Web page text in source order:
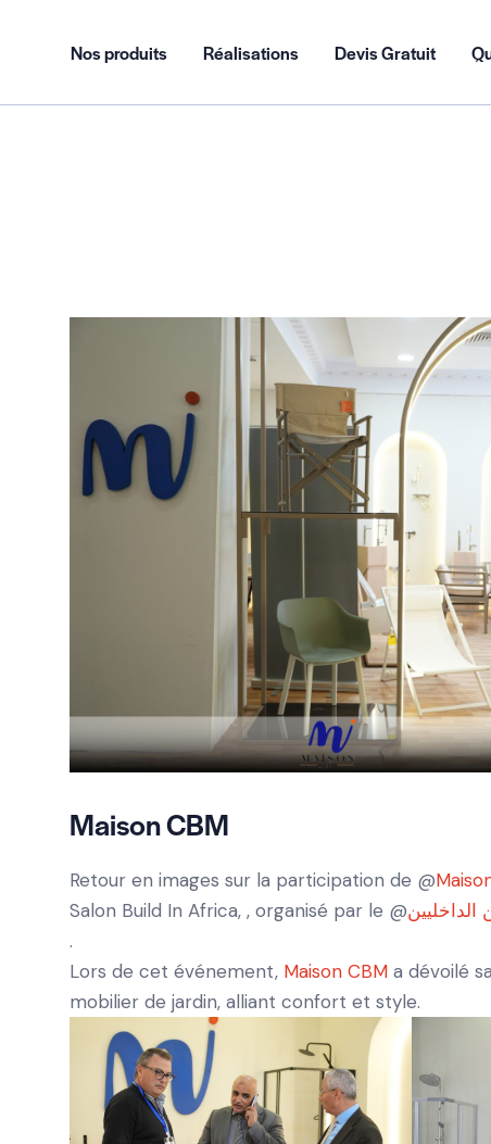
Nos produits Réalisations Devis Gratuit
Maison CBM
Retour en images sur la participation de @
Salon Build In Africa, , organisé par le @
.
Lors de cet événement, Maison CBM a dévoilé
mobilier de jardin, alliant confort et style.